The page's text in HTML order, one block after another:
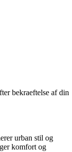
bekraeftelse af din
urban stil og
komfort og